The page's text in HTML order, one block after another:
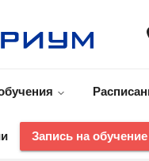
Запись на обучение